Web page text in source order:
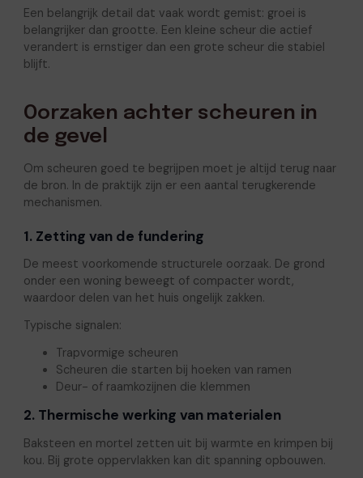
Een belangrijk detail dat vaak wordt gemist: groei is
belangrijker dan grootte. Een kleine scheur die actief
verandert is ernstiger dan een grote scheur die stabiel
blijft.
Oorzaken achter scheuren in
de gevel
Om scheuren goed te begrijpen moet je altijd terug naar
de bron. In de praktijk zijn er een aantal terugkerende
mechanismen.
1. Zetting van de fundering
De meest voorkomende structurele oorzaak. De grond
onder een woning beweegt of compacter wordt,
waardoor delen van het huis ongelijk zakken.
Typische signalen:
Trapvormige scheuren
Scheuren die starten bij hoeken van ramen
Deur- of raamkozijnen die klemmen
2. Thermische werking van materialen
Baksteen en mortel zetten uit bij warmte en krimpen bij
kou. Bij grote oppervlakken kan dit spanning opbouwen.